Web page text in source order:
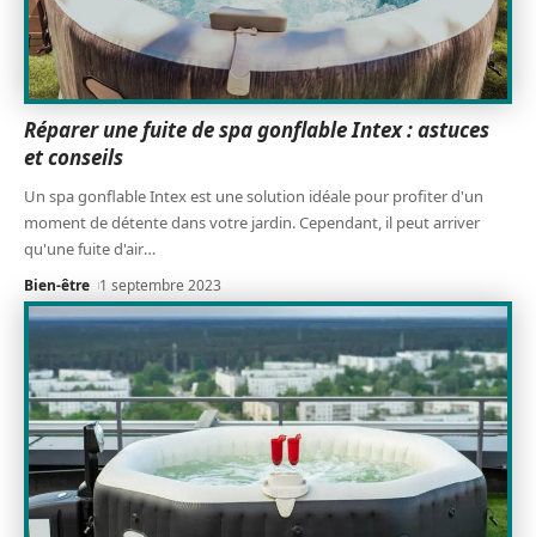
Réparer une fuite de spa gonflable Intex : astuces
et conseils
Un spa gonflable Intex est une solution idéale pour profiter d'un
moment de détente dans votre jardin. Cependant, il peut arriver
qu'une fuite d'air…
Bien-être 1 septembre 2023